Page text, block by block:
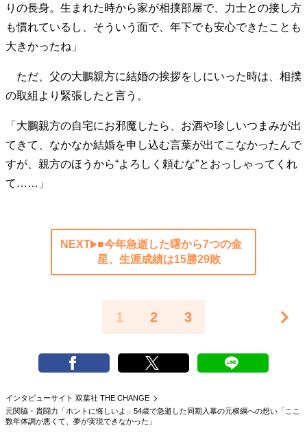
りの長身。生まれた時から家が相撲部屋で、力士との接し方
も慣れているし、そういう面で、年下でも安心できたことも
大きかったね」
ただ、父の大鵬親方に結婚の挨拶をしにいった時は、相撲
の取組より緊張したと言う。
「大鵬親方の自宅にお邪魔したら、お酒や珍しいつまみが出
てきて、なかなか結婚を申し込む言葉が出てこなかったんで
すが、親方のほうから“よろしく頼むな”とおっしゃってくれ
て……」
NEXT
■今年急逝した曙から7つの金
星、生涯成績は15勝29敗
1 2 3
インタビューサイト 双葉社 THE CHANGE
元関脇・貴闘力「ホントに悔しいよ」54歳で急逝した同期入幕の元横綱への想い「ここ
数年体調が悪くて、夢が実現できなかった」